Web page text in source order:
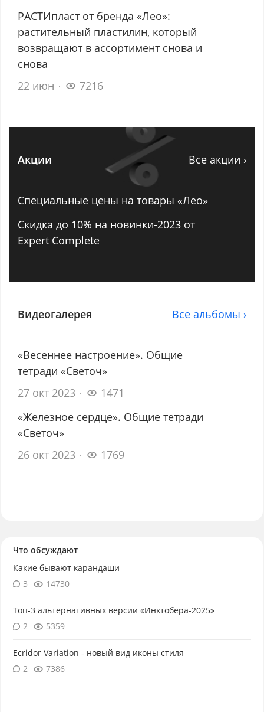
РАСТИпласт от бренда «Лео»:
растительный пластилин, который
возвращают в ассортимент снова и
снова
22 июн
7216
Акции Все акции ›
Специальные цены на товары «Лео»
Скидка до 10% на новинки-2023 от
Expert Complete
Видеогалерея Все альбомы ›
«Весеннее настроение». Общие
тетради «Светоч»
27 окт 2023
1471
«Железное сердце». Общие тетради
«Светоч»
26 окт 2023
1769
Что обсуждают
Какие бывают карандаши
3
14730
Топ-3 альтернативных версии «Инктобера-2025»
2
5359
Ecridor Variation - новый вид иконы стиля
2
7386